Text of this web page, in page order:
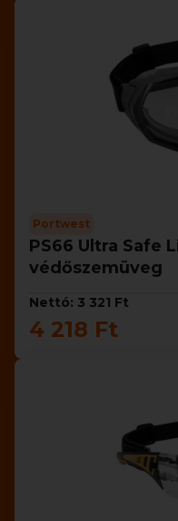
Portwest
PS66 Ultra Safe
védőszemüveg
Nettó: 3 321 Ft
4 218 Ft